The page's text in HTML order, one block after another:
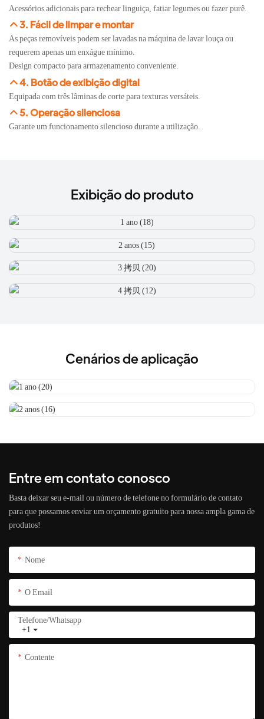
Acessórios adicionais para rechear linguiça, fatiar legumes ou fazer purê.
3. Fácil de limpar e montar
As peças removíveis podem ser lavadas na máquina de lavar louça ou
requerem apenas um enxágue mínimo.
Design compacto para armazenamento conveniente.
4. Botão de exibição digital
Equipada com três lâminas de corte para texturas versáteis.
5. Operação silenciosa
Garante um funcionamento silencioso durante a utilização.
Exibição do produto
Cenários de aplicação
Entre em contato conosco
Basta deixar seu e-mail ou número de telefone no formulário de contato
para que possamos enviar um orçamento gratuito para nossa ampla gama de
produtos!
Nome
O Email
+1
Telefone/whatsapp
Contente